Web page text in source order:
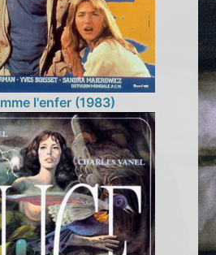
l'enfer (1983)